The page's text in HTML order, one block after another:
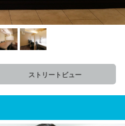
ストリートビュー